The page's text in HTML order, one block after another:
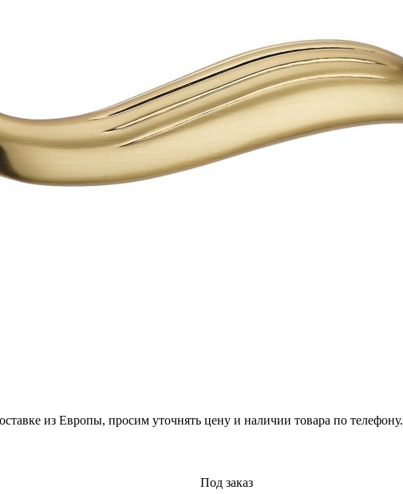
из Европы, просим уточнять цену и наличии товара по телефону.
Под заказ